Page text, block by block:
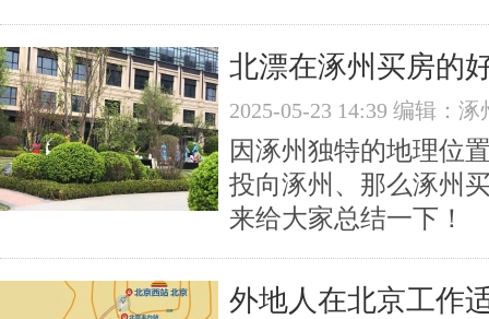
北漂在涿州买房的
2025-05-23 14:39 编辑：
因涿州独特的地理位
投向涿州、那么涿州
来给大家总结一下！
外地人在北京工作